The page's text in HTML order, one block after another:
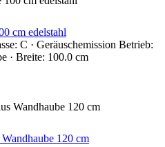
cm edelstahl
C · Geräuschemission Betrieb:
· Breite: 100.0 cm
120 cm